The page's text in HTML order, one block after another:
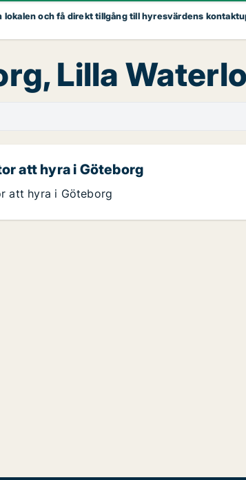
lokalen och få direkt tillgång till hyresvärdens
Lilla
att hyra i Göteborg
att hyra i Göteborg